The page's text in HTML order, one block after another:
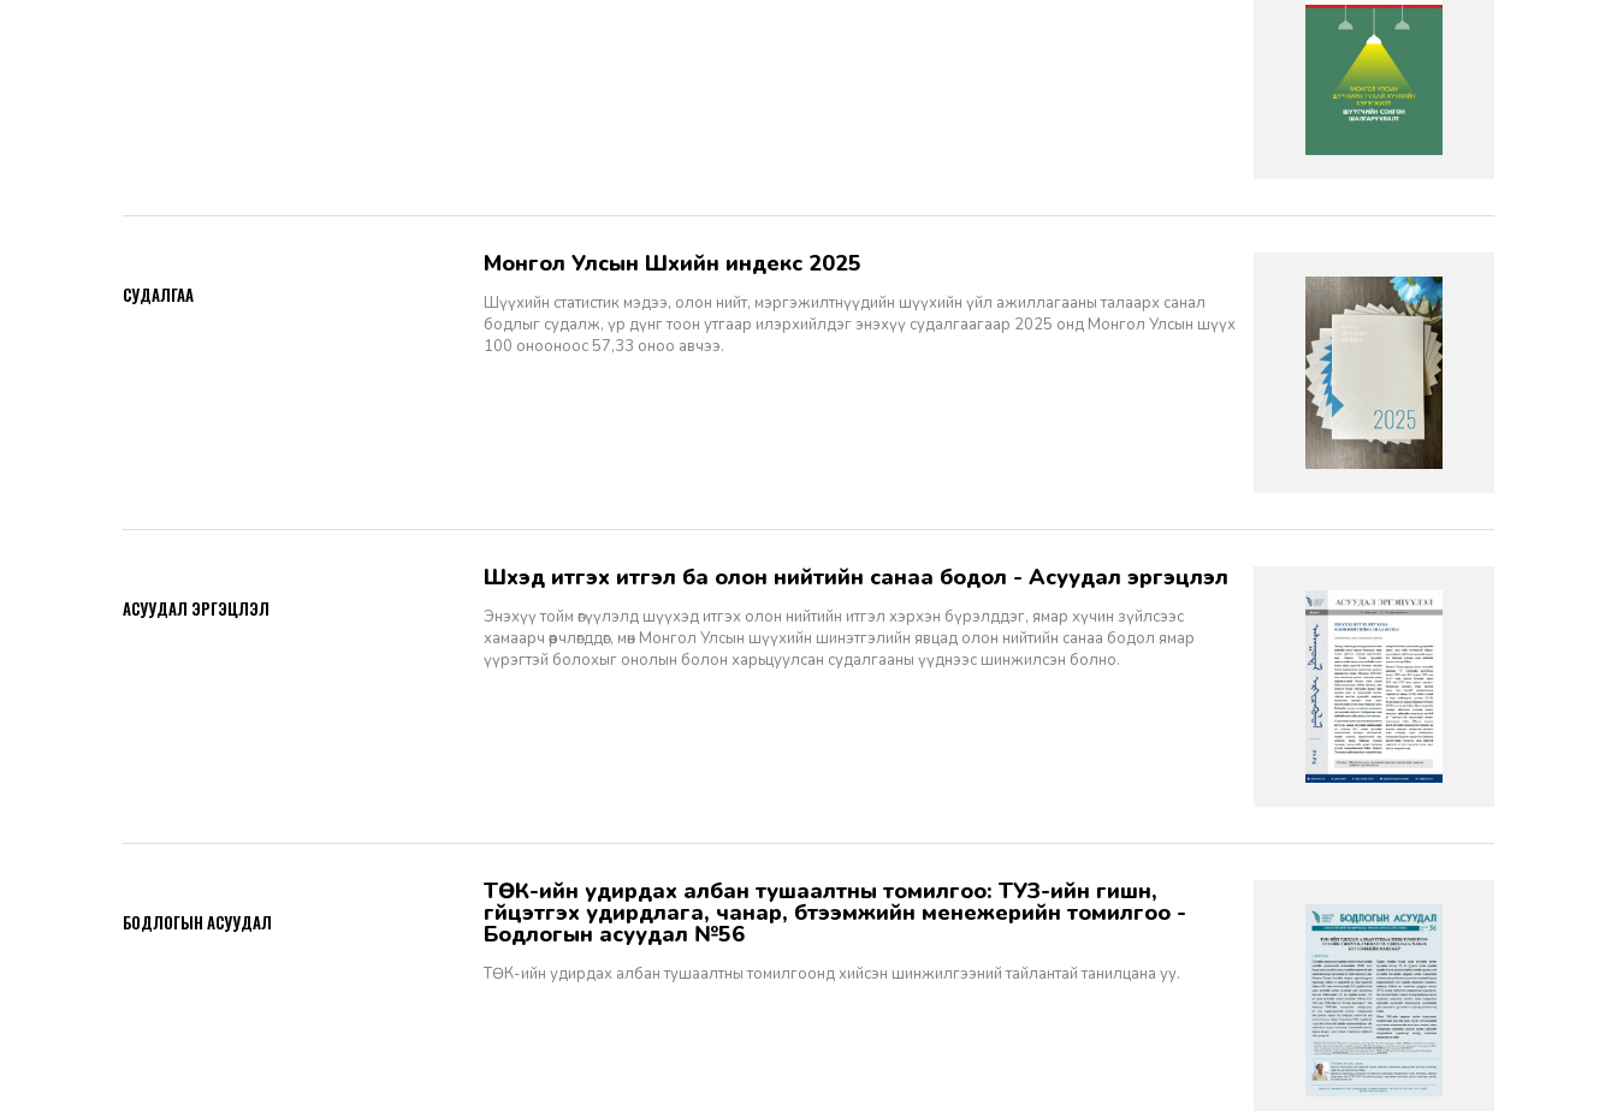
Монгол Улсын Шүүхийн индекс 2025
Шүүхийн статистик мэдээ, олон нийт, мэргэжилтнүүдийн шүүхийн үйл ажиллагааны талаарх санал
бодлыг судалж, үр дүнг тоон утгаар илэрхийлдэг энэхүү судалгаагаар 2025 онд Монгол Улсын шүүх
100 онооноос 57,33 оноо авчээ.
СУДАЛГАА
Шүүхэд итгэх итгэл ба олон нийтийн санаа бодол - Асуудал эргэцүүлэл
Энэхүү тойм өгүүлэлд шүүхэд итгэх олон нийтийн итгэл хэрхэн бүрэлддэг, ямар хүчин зүйлсээс
хамаарч өөрчлөгддөг, мөн Монгол Улсын шүүхийн шинэтгэлийн явцад олон нийтийн санаа бодол ямар
үүрэгтэй болохыг онолын болон харьцуулсан судалгааны үүднээс шинжилсэн болно.
АСУУДАЛ ЭРГЭЦҮҮЛЭЛ
ТӨК-ийн удирдах албан тушаалтны томилгоо: ТУЗ-ийн гишүүн,
гүйцэтгэх удирдлага, чанар, бүтээмжийн менежерийн томилгоо -
Бодлогын асуудал №56
ТӨК-ийн удирдах албан тушаалтны томилгоонд хийсэн шинжилгээний тайлантай танилцана уу.
БОДЛОГЫН АСУУДАЛ